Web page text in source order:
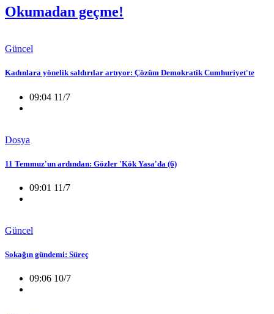
Okumadan geçme!
Güncel
Kadınlara yönelik saldırılar artıyor: Çözüm Demokratik Cumhuriyet'te
09:04 11/7
Dosya
11 Temmuz'un ardından: Gözler 'Kök Yasa'da (6)
09:01 11/7
Güncel
Sokağın gündemi: Süreç
09:06 10/7